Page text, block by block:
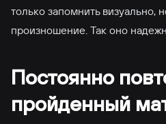
только запомнить визуально,
произношение. Так оно
Постоянно
пройденный